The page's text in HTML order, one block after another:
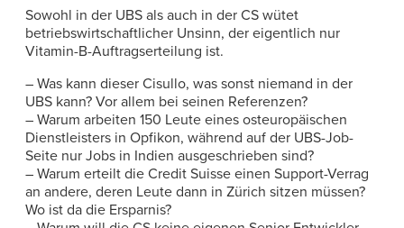
Sowohl in der UBS als auch in der CS wütet
betriebswirtschaftlicher Unsinn, der eigentlich nur
Vitamin-B-Auftragserteilung ist.
– Was kann dieser Cisullo, was sonst niemand in der
UBS kann? Vor allem bei seinen Referenzen?
– Warum arbeiten 150 Leute eines osteuropäischen
Dienstleisters in Opfikon, während auf der UBS-Job-
Seite nur Jobs in Indien ausgeschrieben sind?
– Warum erteilt die Credit Suisse einen Support-Verrag
an andere, deren Leute dann in Zürich sitzen müssen?
Wo ist da die Ersparnis?